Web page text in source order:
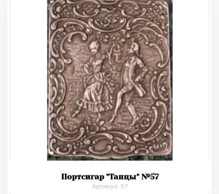
Портсигар "Танцы" №57
Артикул: 57